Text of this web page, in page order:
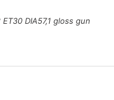
DIA57,1 gloss gun